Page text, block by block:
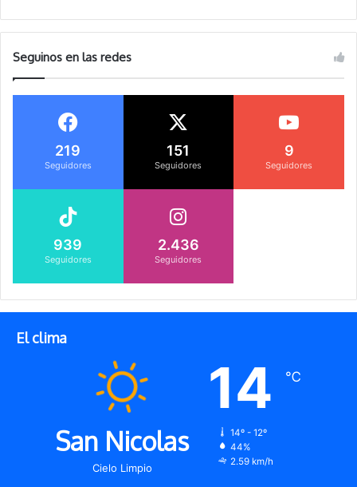
Seguinos en las redes
219
Seguidores
151
Seguidores
9
Seguidores
939
Seguidores
2.436
Seguidores
El clima
San Nicolas
Cielo Limpio
14 ℃
14º - 12º
44%
2.59 km/h